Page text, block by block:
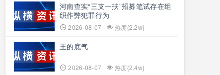
河南查实“三支一扶”招募笔试存在组
织作弊犯罪行为
2026-08-07 热度{2.2w}
王的底气
2026-08-07 热度{2.4w}